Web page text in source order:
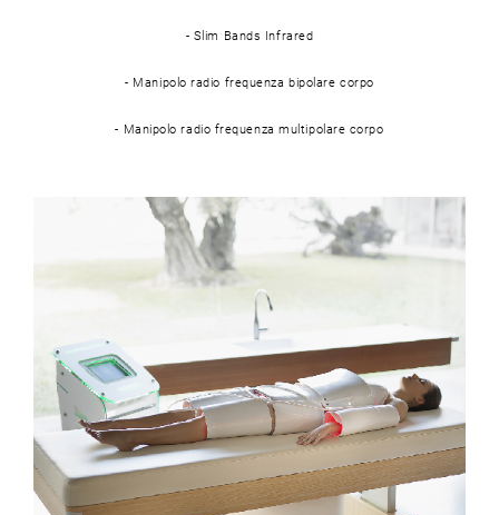
- Slim Bands Infrared
- Manipolo radio frequenza bipolare corpo
- Manipolo radio frequenza multipolare corpo